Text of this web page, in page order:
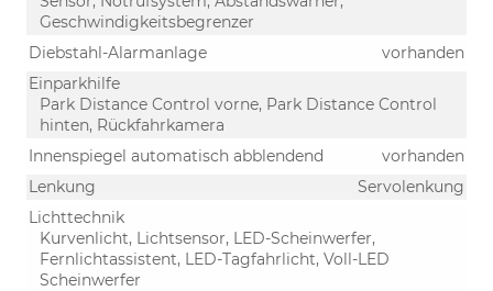
Geschwindigkeitsbegrenzer
Diebstahl-Alarmanlage
vorhanden
Einparkhilfe
Park Distance Control vorne, Park Distance Control
hinten, Rückfahrkamera
Innenspiegel automatisch abblendend
vorhanden
Lenkung
Servolenkung
Lichttechnik
Kurvenlicht, Lichtsensor, LED-Scheinwerfer,
Fernlichtassistent, LED-Tagfahrlicht, Voll-LED
Scheinwerfer